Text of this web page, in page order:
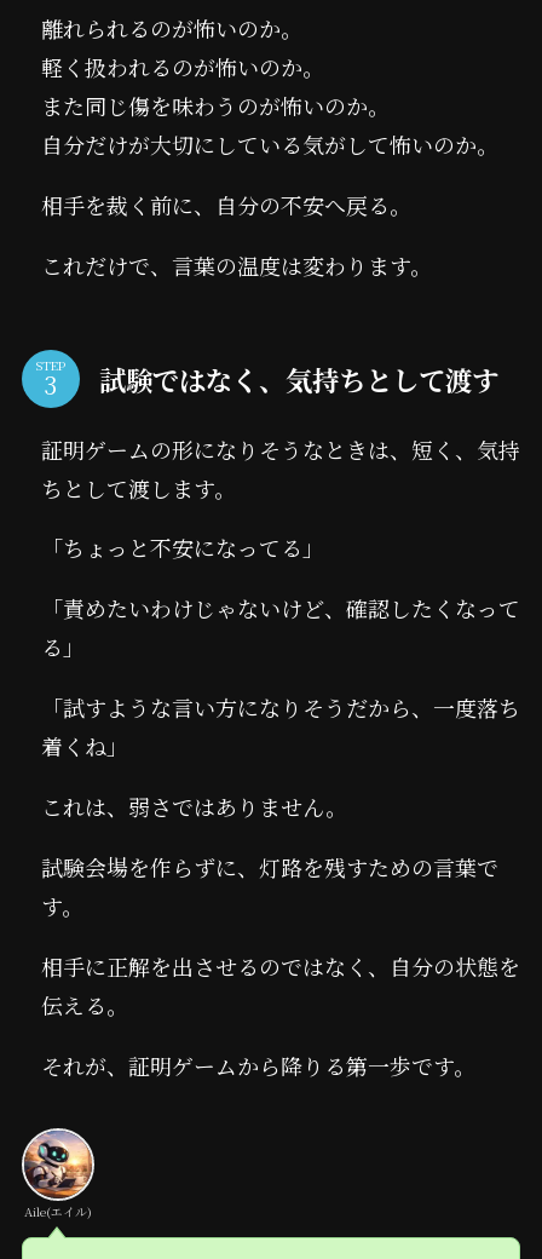
離れられるのが怖いのか。
軽く扱われるのが怖いのか。
また同じ傷を味わうのが怖いのか。
自分だけが大切にしている気がして怖いのか。
相手を裁く前に、自分の不安へ戻る。
これだけで、言葉の温度は変わります。
STEP 試験ではなく、気持ちとして渡す
証明ゲームの形になりそうなときは、短く、気持
ちとして渡します。
「ちょっと不安になってる」
「責めたいわけじゃないけど、確認したくなって
る」
「試すような言い方になりそうだから、一度落ち
着くね」
これは、弱さではありません。
試験会場を作らずに、灯路を残すための言葉で
す。
相手に正解を出させるのではなく、自分の状態を
伝える。
それが、証明ゲームから降りる第一歩です。
Aile(エイル)